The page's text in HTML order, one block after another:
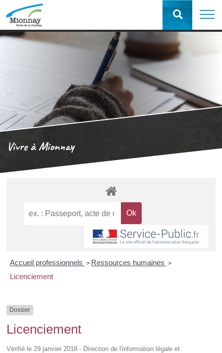
Vivre à Mionnay
Accueil professionnels > Ressources humaines >
Licenciement
Dossier
Licenciement
Vérifié le 29 janvier 2018 - Direction de l'information légale et